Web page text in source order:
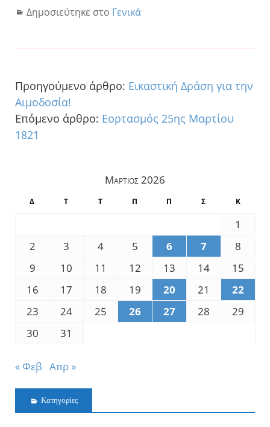
Δημοσιεύτηκε στο Γενικά
Προηγούμενο άρθρο: Εικαστική Δράση για την
Αιμοδοσία!
Επόμενο άρθρο: Εορτασμός 25ης Μαρτίου
1821
Μάρτιος 2026
Δ Τ Τ Π Π Σ Κ
1
2
3 4 5 6 7
8
9
10 11 12 13 14
15
16
17 18 19 20 21
22
23
24 25 26 27 28
29
30
31
« Φεβ Απρ »
Kατηγορίες